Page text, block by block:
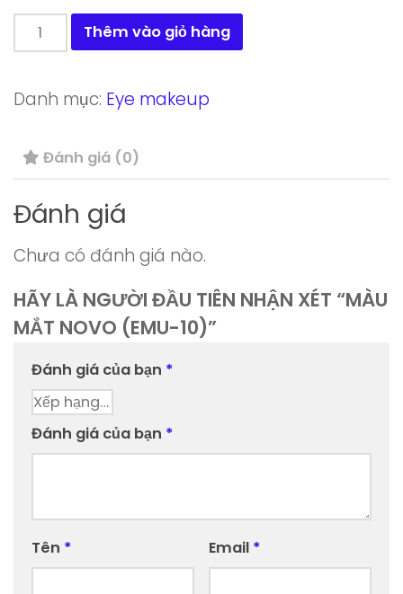
Màu
mắt
(EMU-
số
Thêm vào giỏ hàng
Danh mục: Eye makeup
Đánh giá (0)
Đánh giá
Chưa có đánh giá nào.
HÃY LÀ NGƯỜI ĐẦU TIÊN NHẬN XÉT “MÀU
MẮT NOVO (EMU-10)”
Đánh giá của bạn *
Đánh giá của bạn *
Tên * Email *